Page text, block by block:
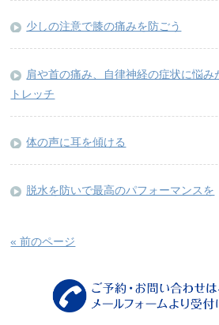
少しの注意で膝の痛みを防ごう
肩や首の痛み、自律神経の症状に悩み
トレッチ
体の声に耳を傾ける
脱水を防いで最高のパフォーマンスを
« 前のページ